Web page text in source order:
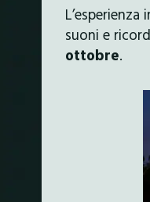
suoni e
ottobre.